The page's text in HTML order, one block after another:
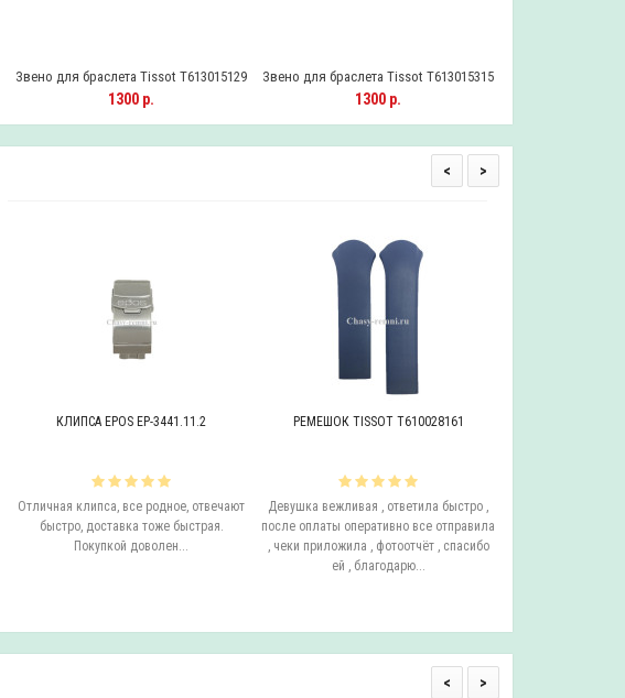
Звено для браслета Tissot T613015129
1300 р.
Звено для браслета Tissot T613015315
1300 р.
КЛИПСА EPOS EP-3441.11.2
Отличная клипса, все родное, отвечают
быстро, доставка тоже быстрая.
Покупкой доволен...
РЕМЕШОК TISSOT T610028161
Девушка вежливая , ответила быстро ,
после оплаты оперативно все отправила
, чеки приложила , фотоотчёт , спасибо
ей , благодарю...
< >
< >